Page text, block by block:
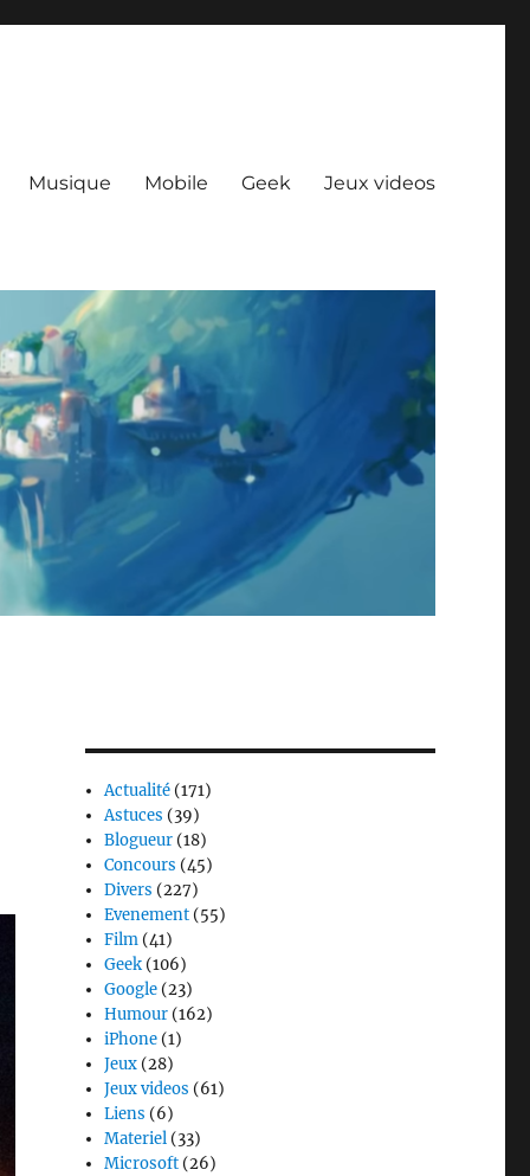
Musique Mobile Geek Jeux videos
Actualité (171)
Astuces (39)
Blogueur (18)
Concours (45)
Divers (227)
Evenement (55)
Film (41)
Geek (106)
Google (23)
Humour (162)
iPhone (1)
Jeux (28)
Jeux videos (61)
Liens (6)
Materiel (33)
Microsoft (26)